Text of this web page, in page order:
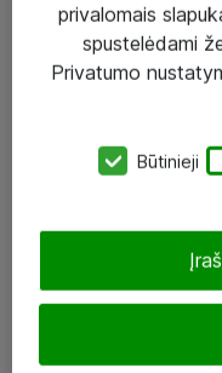
Atea ekspertų patarimai
eShop@atea.lt
privalomais
spustelėdami
Privatumo
Būtinieji